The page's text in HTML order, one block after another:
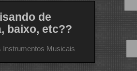
de
baixo, etc??
Instrumentos Musicais